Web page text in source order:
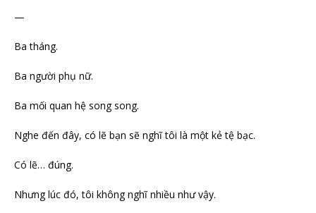
—
Ba tháng.
Ba người phụ nữ.
Ba mối quan hệ song song.
Nghe đến đây, có lẽ bạn sẽ nghĩ tôi là một kẻ tệ bạc.
Có lẽ… đúng.
Nhưng lúc đó, tôi không nghĩ nhiều như vậy.